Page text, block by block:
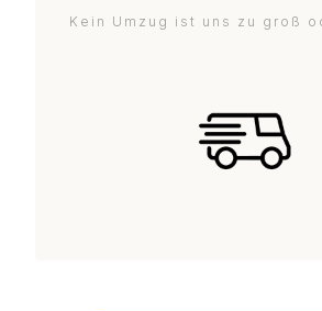
Kein Umzug ist uns zu groß